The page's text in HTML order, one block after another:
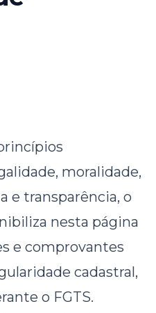
moralidade,
e transparência, o
nesta página
e comprovantes
cadastral,
o FGTS.